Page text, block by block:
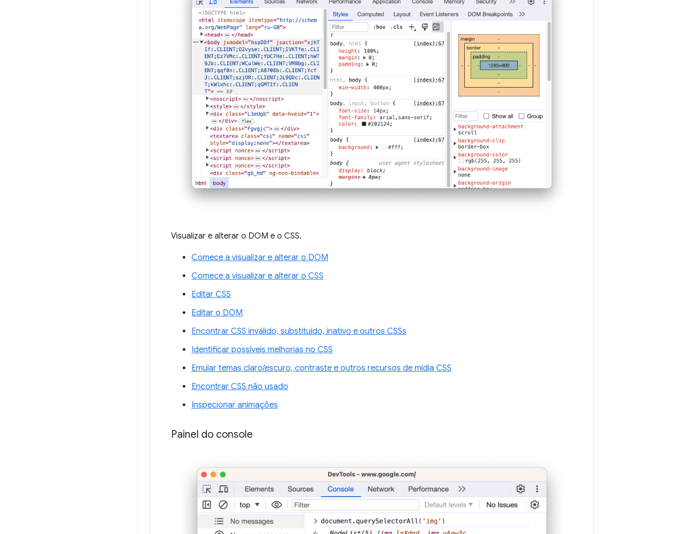
Visualizar e alterar o DOM e o CSS.
Comece a visualizar e alterar o DOM
Comece a visualizar e alterar o CSS
Editar CSS
Editar o DOM
Encontrar CSS inválido, substituído, inativo e outros CSSs
Identificar possíveis melhorias no CSS
Emular temas claro/escuro, contraste e outros recursos de mídia CSS
Encontrar CSS não usado
Inspecionar animações
Painel do console